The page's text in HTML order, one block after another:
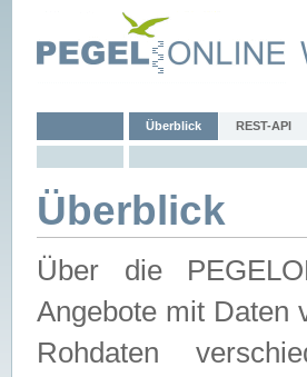
Überblick REST-API
Überblick
Über die
Angebote mit Daten
Rohdaten